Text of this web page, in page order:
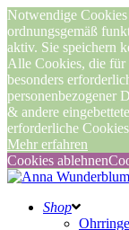
Notwendige
ordnungsgemäß
aktiv. Sie speichern
Alle Cookies, die für
besonders
personenbezogener
& andere
erforderliche
Mehr erfahren
Cookies ablehnen
Shop
Ohrringe